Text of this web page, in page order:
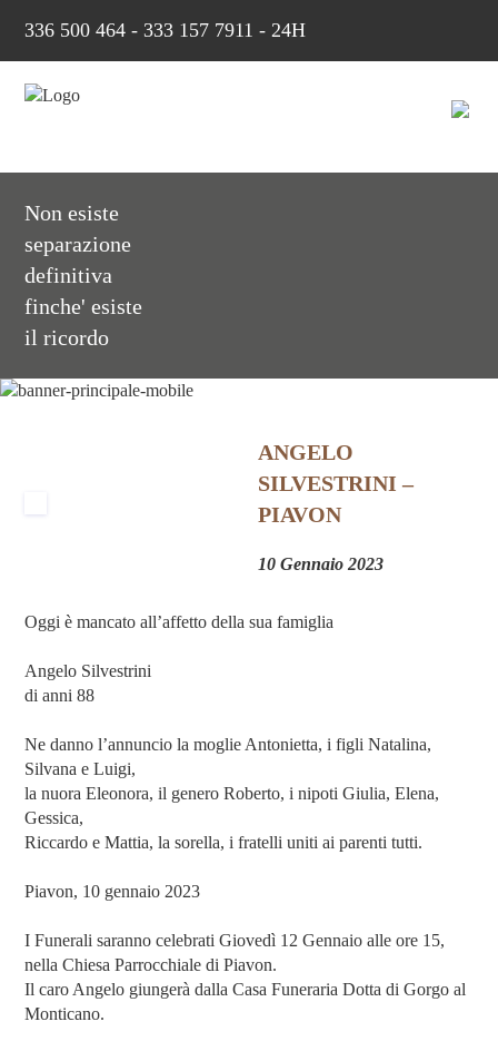
336 500 464 - 333 157 7911 - 24H
Non esiste
separazione
definitiva
finche' esiste
il ricordo
ANGELO
SILVESTRINI –
PIAVON
10 Gennaio 2023
Oggi è mancato all’affetto della sua famiglia
Angelo Silvestrini
di anni 88
Ne danno l’annuncio la moglie Antonietta, i figli Natalina,
Silvana e Luigi,
la nuora Eleonora, il genero Roberto, i nipoti Giulia, Elena,
Gessica,
Riccardo e Mattia, la sorella, i fratelli uniti ai parenti tutti.
Piavon, 10 gennaio 2023
I Funerali saranno celebrati Giovedì 12 Gennaio alle ore 15,
nella Chiesa Parrocchiale di Piavon.
Il caro Angelo giungerà dalla Casa Funeraria Dotta di Gorgo al
Monticano.